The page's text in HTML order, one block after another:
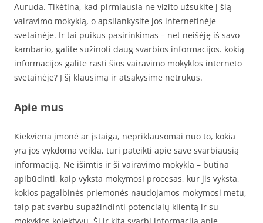
Auruda. Tikėtina, kad pirmiausia ne vizito užsukite į šią
vairavimo mokyklą, o apsilankysite jos internetinėje
svetainėje. Ir tai puikus pasirinkimas – net neišėję iš savo
kambario, galite sužinoti daug svarbios informacijos. kokią
informacijos galite rasti šios vairavimo mokyklos interneto
svetainėje? Į šį klausimą ir atsakysime netrukus.
Apie mus
Kiekviena įmonė ar įstaiga, nepriklausomai nuo to, kokia
yra jos vykdoma veikla, turi pateikti apie save svarbiausią
informaciją. Ne išimtis ir ši vairavimo mokykla – būtina
apibūdinti, kaip vyksta mokymosi procesas, kur jis vyksta,
kokios pagalbinės priemonės naudojamos mokymosi metu,
taip pat svarbu supažindinti potencialų klientą ir su